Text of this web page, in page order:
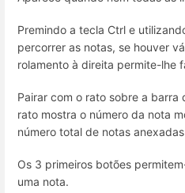
Premindo a tecla Ctrl e
percorrer as notas, se houver
rolamento à direita permite-lhe
Pairar com o rato sobre a barra
rato mostra o número da nota
número total de notas
Os 3 primeiros botões
uma nota.